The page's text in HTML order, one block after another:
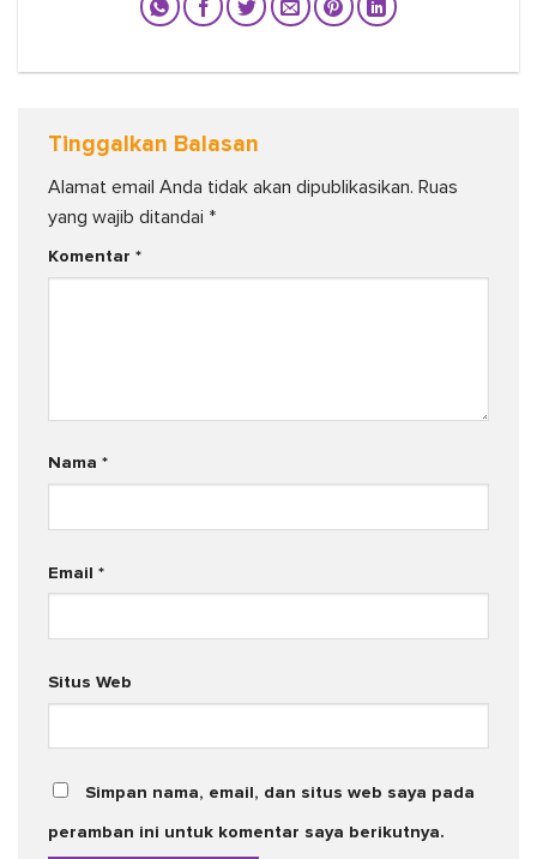
Tinggalkan Balasan
Alamat email Anda tidak akan dipublikasikan. Ruas
yang wajib ditandai *
Komentar *
Nama *
Email *
Situs Web
Simpan nama, email, dan situs web saya pada
peramban ini untuk komentar saya berikutnya.